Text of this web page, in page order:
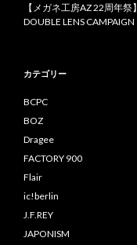
【メガネ工房AZ 22周年祭】
DOUBLE LENS CAMPAIGN
カテゴリー
BCPC
BOZ
Dragee
FACTORY 900
Flair
ic!berlin
J.F.REY
JAPONISM